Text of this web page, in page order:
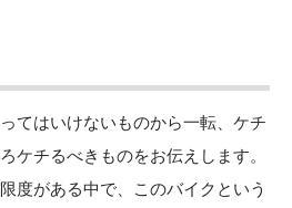
てはいけないものから一転、ケチ
ケチるべきものをお伝えします。
度がある中で、このバイクという